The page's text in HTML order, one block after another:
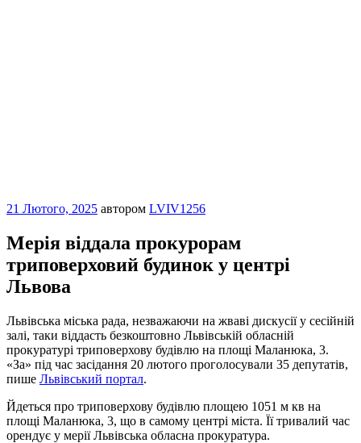
Опубліковано
21 Лютого, 2025 автором LVIV1256
Мерія віддала прокурорам
триповерховий будинок у центрі
Львова
Львівська міська рада, незважаючи на жваві дискусії у сесійній
залі, таки віддасть безкоштовно Львівській обласній
прокуратурі триповерхову будівлю на площі Маланюка, 3.
«За» під час засідання 20 лютого проголосували 35 депутатів,
пише Львівський портал.
Йдеться про триповерхову будівлю площею 1051 м кв на
площі Маланюка, 3, що в самому центрі міста. Її тривалий час
орендує у мерії Львівська обласна прокуратура.